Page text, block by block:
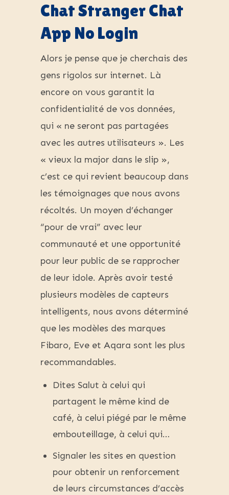
Chat Stranger Chat
App No Login
Alors je pense que je cherchais des
gens rigolos sur internet. Là
encore on vous garantit la
confidentialité de vos données,
qui « ne seront pas partagées
avec les autres utilisateurs ». Les
« vieux la major dans le slip »,
c’est ce qui revient beaucoup dans
les témoignages que nous avons
récoltés. Un moyen d’échanger
“pour de vrai” avec leur
communauté et une opportunité
pour leur public de se rapprocher
de leur idole. Après avoir testé
plusieurs modèles de capteurs
intelligents, nous avons déterminé
que les modèles des marques
Fibaro, Eve et Aqara sont les plus
recommandables.
Dites Salut à celui qui
partagent le même kind de
café, à celui piégé par le même
embouteillage, à celui qui…
Signaler les sites en question
pour obtenir un renforcement
de leurs circumstances d’accès